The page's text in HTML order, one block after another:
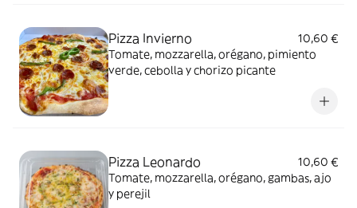
Pizza Invierno
10,60 €
Tomate, mozzarella, orégano, pimiento
verde, cebolla y chorizo picante
Pizza Leonardo
10,60 €
Tomate, mozzarella, orégano, gambas, ajo
y perejil